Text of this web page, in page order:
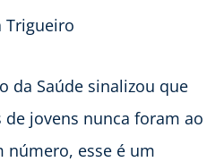
Trigueiro
da Saúde sinalizou que
jovens nunca foram ao
número, esse é um